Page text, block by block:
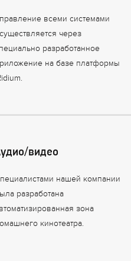
всеми системами
через
разработанное
на базе платформы
видео
нашей компании
разработана
зона
кинотеатра.